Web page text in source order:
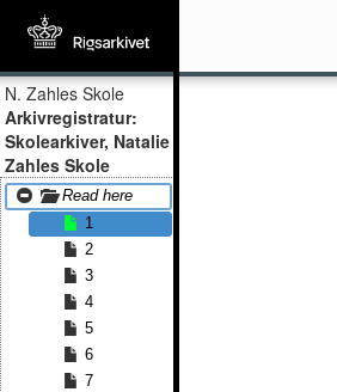
N. Zahles Skole
Arkivregistratur:
Skolearkiver, Natalie
Zahles Skole
Read here
1
2
3
4
5
6
7